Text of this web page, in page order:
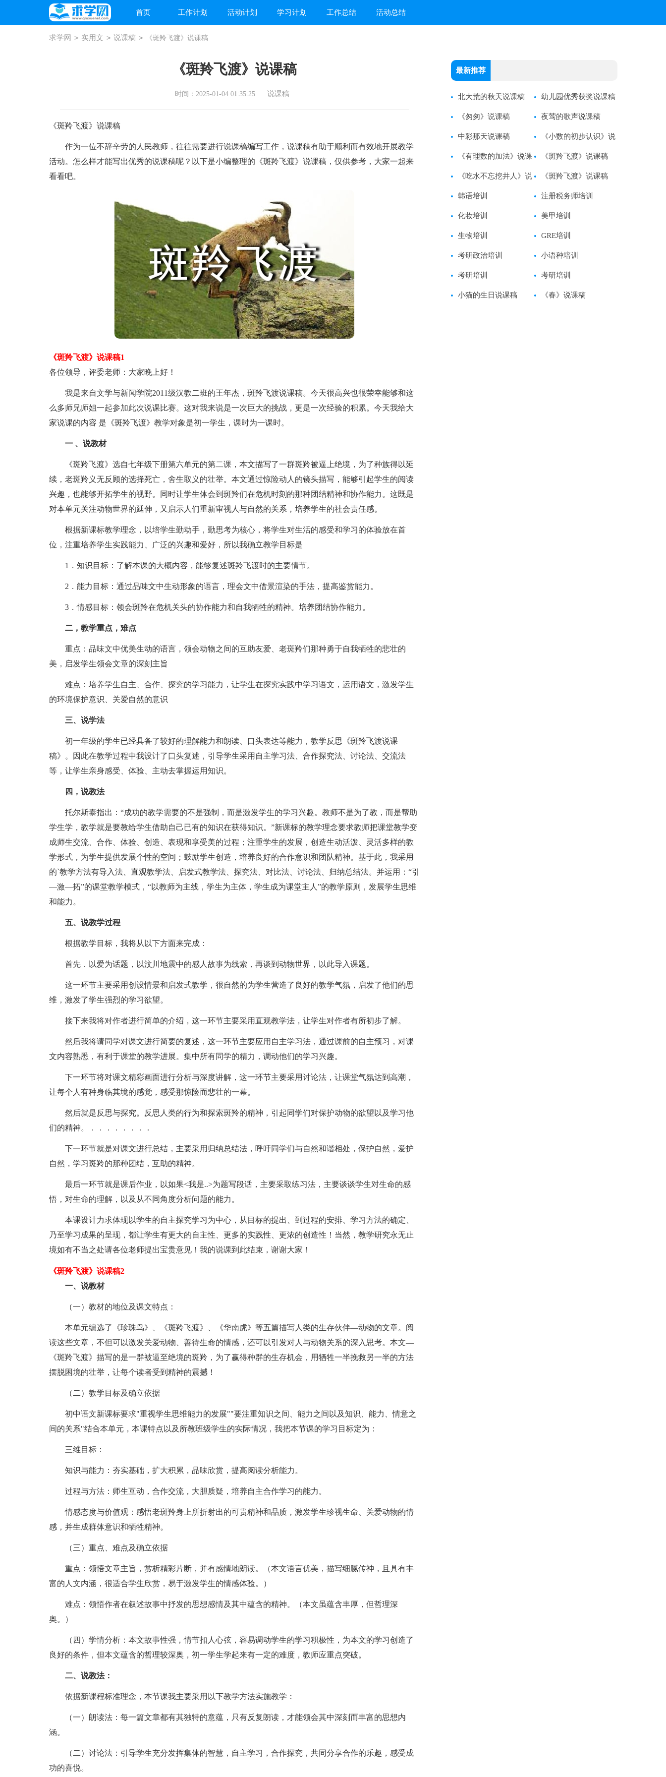
首页 工作计划 活动计划 学习计划 工作总结 活动总结
求学网 > 实用文 > 说课稿 > 《斑羚飞渡》说课稿
《斑羚飞渡》说课稿
时间：2025-01-04 01:35:25 说课稿
《斑羚飞渡》说课稿
作为一位不辞辛劳的人民教师，往往需要进行说课稿编写工作，说课稿有助于顺利而有效地开展教学
活动。怎么样才能写出优秀的说课稿呢？以下是小编整理的《斑羚飞渡》说课稿，仅供参考，大家一起来
看看吧。
《斑羚飞渡》说课稿1
各位领导，评委老师：大家晚上好！
我是来自文学与新闻学院2011级汉教二班的王年杰，斑羚飞渡说课稿。今天很高兴也很荣幸能够和这
么多师兄师姐一起参加此次说课比赛。这对我来说是一次巨大的挑战，更是一次经验的积累。今天我给大
家说课的内容 是《斑羚飞渡》教学对象是初一学生，课时为一课时。
一 、说教材
《斑羚飞渡》选自七年级下册第六单元的第二课，本文描写了一群斑羚被逼上绝境，为了种族得以延
续，老斑羚义无反顾的选择死亡，舍生取义的壮举。本文通过惊险动人的镜头描写，能够引起学生的阅读
兴趣，也能够开拓学生的视野。同时让学生体会到斑羚们在危机时刻的那种团结精神和协作能力。这既是
对本单元关注动物世界的延伸，又启示人们重新审视人与自然的关系，培养学生的社会责任感。
根据新课标教学理念，以培学生勤动手，勤思考为核心，将学生对生活的感受和学习的体验放在首
位，注重培养学生实践能力、广泛的兴趣和爱好，所以我确立教学目标是
1．知识目标：了解本课的大概内容，能够复述斑羚飞渡时的主要情节。
2．能力目标：通过品味文中生动形象的语言，理会文中借景渲染的手法，提高鉴赏能力。
3．情感目标：领会斑羚在危机关头的协作能力和自我牺牲的精神。培养团结协作能力。
二，教学重点，难点
重点：品味文中优美生动的语言，领会动物之间的互助友爱、老斑羚们那种勇于自我牺牲的悲壮的
美，启发学生领会文章的深刻主旨
难点：培养学生自主、合作、探究的学习能力，让学生在探究实践中学习语文，运用语文，激发学生
的环境保护意识、关爱自然的意识
三、说学法
初一年级的学生已经具备了较好的理解能力和朗读、口头表达等能力，教学反思《斑羚飞渡说课
稿》。因此在教学过程中我设计了口头复述，引导学生采用自主学习法、合作探究法、讨论法、交流法
等，让学生亲身感受、体验、主动去掌握运用知识。
四，说教法
托尔斯泰指出：“成功的教学需要的不是强制，而是激发学生的学习兴趣。教师不是为了教，而是帮助
学生学，教学就是要教给学生借助自己已有的知识在获得知识。”新课标的教学理念要求教师把课堂教学变
成师生交流、合作、体验、创造、表现和享受美的过程；注重学生的发展，创造生动活泼、灵活多样的教
学形式，为学生提供发展个性的空间；鼓励学生创造，培养良好的合作意识和团队精神。基于此，我采用
的`教学方法有导入法、直观教学法、启发式教学法、探究法、对比法、讨论法、归纳总结法。并运用：“引
—激—拓”的课堂教学模式，“以教师为主线，学生为主体，学生成为课堂主人”的教学原则，发展学生思维
和能力。
五、说教学过程
根据教学目标，我将从以下方面来完成：
首先．以爱为话题，以汶川地震中的感人故事为线索，再谈到动物世界，以此导入课题。
这一环节主要采用创设情景和启发式教学，很自然的为学生营造了良好的教学气氛，启发了他们的思
维，激发了学生强烈的学习欲望。
接下来我将对作者进行简单的介绍，这一环节主要采用直观教学法，让学生对作者有所初步了解。
然后我将请同学对课文进行简要的复述，这一环节主要应用自主学习法，通过课前的自主预习，对课
文内容熟悉，有利于课堂的教学进展。集中所有同学的精力，调动他们的学习兴趣。
下一环节将对课文精彩画面进行分析与深度讲解，这一环节主要采用讨论法，让课堂气氛达到高潮，
让每个人有种身临其境的感觉，感受那惊险而悲壮的一幕。
然后就是反思与探究。反思人类的行为和探索斑羚的精神，引起同学们对保护动物的欲望以及学习他
们的精神。．．．．．．．．
下一环节就是对课文进行总结，主要采用归纳总结法，呼吁同学们与自然和谐相处，保护自然，爱护
自然，学习斑羚的那种团结，互助的精神。
最后一环节就是课后作业，以如果<我是..>为题写段话，主要采取练习法，主要谈谈学生对生命的感
悟，对生命的理解，以及从不同角度分析问题的能力。
本课设计力求体现以学生的自主探究学习为中心，从目标的提出、到过程的安排、学习方法的确定、
乃至学习成果的呈现，都让学生有更大的自主性、更多的实践性、更浓的创造性！当然，教学研究永无止
境如有不当之处请各位老师提出宝贵意见！我的说课到此结束，谢谢大家！
《斑羚飞渡》说课稿2
一、说教材
（一）教材的地位及课文特点：
本单元编选了《珍珠鸟》、《斑羚飞渡》、《华南虎》等五篇描写人类的生存伙伴—动物的文章。阅
读这些文章，不但可以激发关爱动物、善待生命的情感，还可以引发对人与动物关系的深入思考。本文—
《斑羚飞渡》描写的是一群被逼至绝境的斑羚，为了赢得种群的生存机会，用牺牲一半挽救另一半的方法
摆脱困境的壮举，让每个读者受到精神的震撼！
（二）教学目标及确立依据
初中语文新课标要求"重视学生思维能力的发展""要注重知识之间、能力之间以及知识、能力、情意之
间的关系"结合本单元，本课特点以及所教班级学生的实际情况，我把本节课的学习目标定为：
三维目标：
知识与能力：夯实基础，扩大积累，品味欣赏，提高阅读分析能力。
过程与方法：师生互动，合作交流，大胆质疑，培养自主合作学习的能力。
情感态度与价值观：感悟老斑羚身上所折射出的可贵精神和品质，激发学生珍视生命、关爱动物的情
感，并生成群体意识和牺牲精神。
（三）重点、难点及确立依据
重点：领悟文章主旨，赏析精彩片断，并有感情地朗读。（本文语言优美，描写细腻传神，且具有丰
富的人文内涵，很适合学生欣赏，易于激发学生的情感体验。）
难点：领悟作者在叙述故事中抒发的思想感情及其中蕴含的精神。（本文虽蕴含丰厚，但哲理深
奥。）
（四）学情分析：本文故事性强，情节扣人心弦，容易调动学生的学习积极性，为本文的学习创造了
良好的条件，但本文蕴含的哲理较深奥，初一学生学起来有一定的难度，教师应重点突破。
二、说教法：
依据新课程标准理念，本节课我主要采用以下教学方法实施教学：
（一）朗读法：每一篇文章都有其独特的意蕴，只有反复朗读，才能领会其中深刻而丰富的思想内
涵。
（二）讨论法：引导学生充分发挥集体的智慧，自主学习，合作探究，共同分享合作的乐趣，感受成
功的喜悦。
最新推荐
北大荒的秋天说课稿 幼儿园优秀获奖说课稿
《匆匆》说课稿 夜莺的歌声说课稿
中彩那天说课稿 《小数的初步认识》说
课稿
《有理数的加法》说课
稿
《斑羚飞渡》说课稿
《吃水不忘挖井人》说
课稿
《斑羚飞渡》说课稿
韩语培训 注册税务师培训
化妆培训 美甲培训
生物培训 GRE培训
考研政治培训 小语种培训
考研培训 考研培训
小猫的生日说课稿 《春》说课稿